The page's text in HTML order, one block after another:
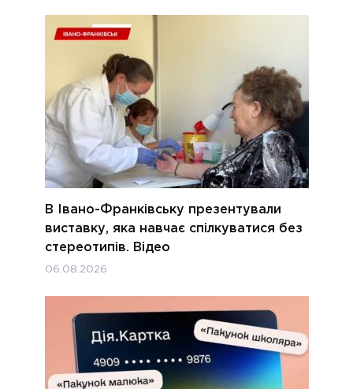
В Івано-Франківську презентували
виставку, яка навчає спілкуватися без
стереотипів. Відео
06.08.2026